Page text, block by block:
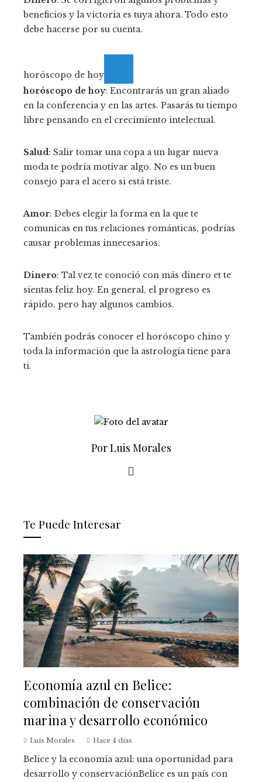
beneficios y la victoria es tuya ahora. Todo esto
debe hacerse por su cuenta.
horóscopo de hoy
horóscopo de hoy: Encontrarás un gran aliado
en la conferencia y en las artes. Pasarás tu tiempo
libre pensando en el crecimiento intelectual.
Salud: Salir tomar una copa a un lugar nueva
moda te podría motivar algo. No es un buen
consejo para el acero si está triste.
Amor: Debes elegir la forma en la que te
comunicas en tus relaciones románticas, podrías
causar problemas innecesarios.
Dinero: Tal vez te conoció con más dinero et te
sientas feliz hoy. En general, el progreso es
rápido, pero hay algunos cambios.
También podrás conocer el horóscopo chino y
toda la información que la astrología tiene para
ti.
Por Luis Morales
Te Puede Interesar
Economía azul en Belice:
combinación de conservación
marina y desarrollo económico
Luis Morales Hace 4 días
Belice y la economía azul: una oportunidad para
desarrollo y conservaciónBelice es un país con